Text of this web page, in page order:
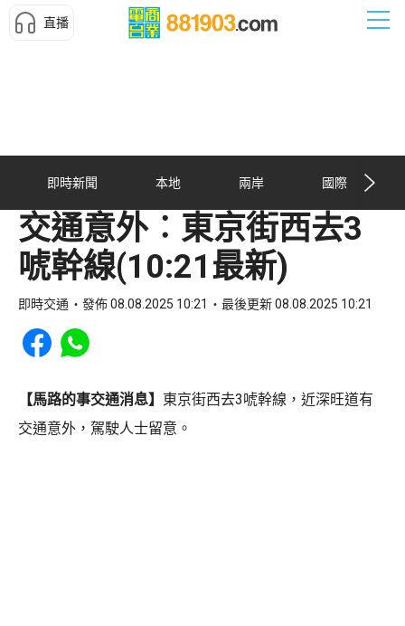
直播
即時新聞 本地 兩岸 國際
交通意外︰東京街西去3
唬幹線(10:21最新)
即時交通 發佈 08.08.2025 10:21 最後更新 08.08.2025 10:21
Share to Facebook
Share to WhatsApp
【馬路的事交通消息】 東京街西去3唬幹線，近深旺道有
交通意外，駕駛人士留意。